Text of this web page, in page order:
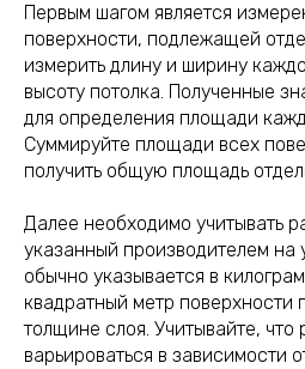
Первым шагом является
поверхности, подлежащей
измерить длину и ширину
высоту потолка. Полученные
для определения площади
Суммируйте площади всех
получить общую площадь
Далее необходимо учитывать
указанный производителем на
обычно указывается в
квадратный метр поверхности
толщине слоя. Учитывайте, что
варьироваться в зависимости